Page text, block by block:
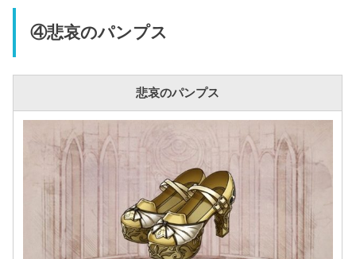
④悲哀のパンプス
悲哀のパンプス